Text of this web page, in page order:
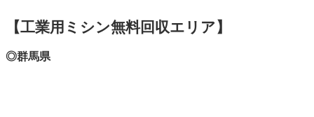
【工業用ミシン無料回収エリア】
◎群馬県